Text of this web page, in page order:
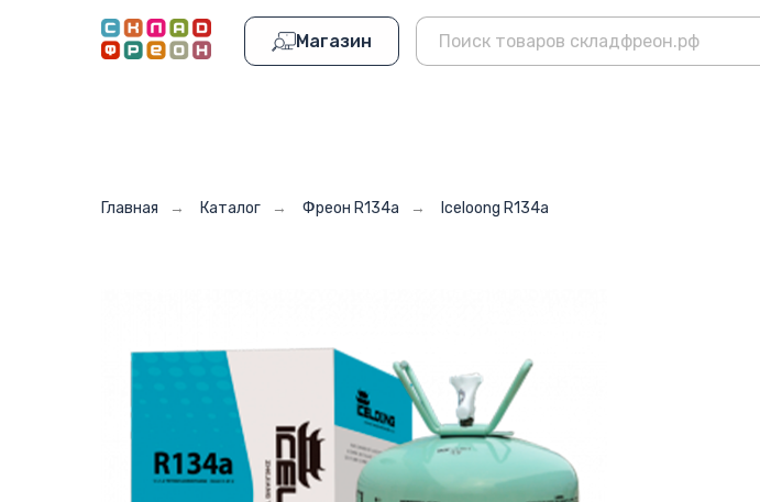
Магазин
Главная → Каталог → Фреон R134a → Iceloong R134a